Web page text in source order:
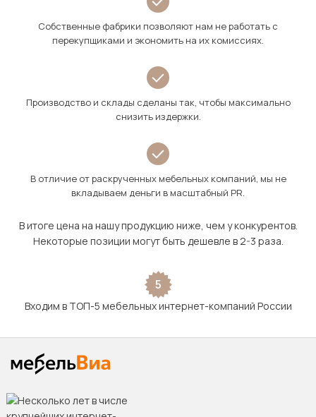
Собственные фабрики позволяют нам не работать с
перекупщиками и экономить на их комиссиях.
Производство и склады сделаны так, чтобы максимально
снизить издержки.
В отличие от раскрученных мебельных компаний, мы не
вкладываем деньги в масштабный PR.
В итоге цена на нашу продукцию ниже, чем у конкурентов.
Некоторые позиции могут быть дешевле в 2-3 раза.
5
Входим в ТОП-5 мебельных интернет-компаний России